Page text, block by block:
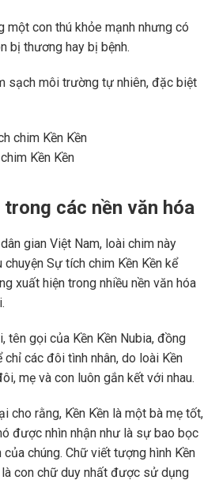
một con thú khỏe mạnh nhưng có
bị thương hay bị bệnh.
sạch môi trường tự nhiên, đặc biệt
Kền Kền
trong các nền văn hóa
gian Việt Nam, loài chim này
Sự tích chim Kền Kền kể
xuất hiện trong nhiều nền văn hóa
tên gọi của Kền Kền Nubia, đồng
các đôi tình nhân, do loài Kền
mẹ và con luôn gắn kết với nhau.
cho rằng, Kền Kền là một bà mẹ tốt,
được nhìn nhận như là sự bao bọc
chúng. Chữ viết tượng hình Kền
con chữ duy nhất được sử dụng